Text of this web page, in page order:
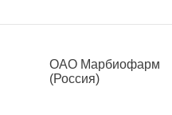
ОАО Марбиофарм
(Россия)